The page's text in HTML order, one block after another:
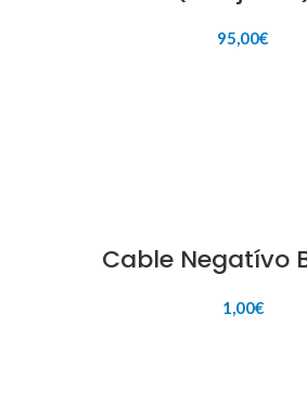
95,00€
Cable Negatívo
1,00€